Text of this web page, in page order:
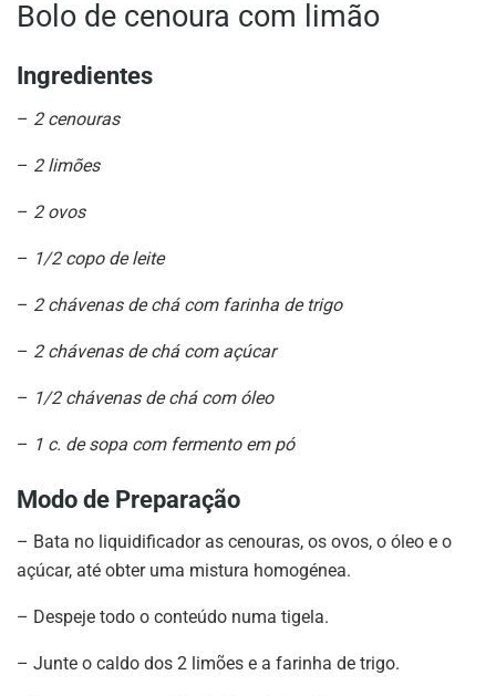
Bolo de cenoura com limão
Ingredientes
– 2 cenouras
– 2 limões
– 2 ovos
– 1/2 copo de leite
– 2 chávenas de chá com farinha de trigo
– 2 chávenas de chá com açúcar
– 1/2 chávenas de chá com óleo
– 1 c. de sopa com fermento em pó
Modo de Preparação
– Bata no liquidificador as cenouras, os ovos, o óleo e o
açúcar, até obter uma mistura homogénea.
– Despeje todo o conteúdo numa tigela.
– Junte o caldo dos 2 limões e a farinha de trigo.